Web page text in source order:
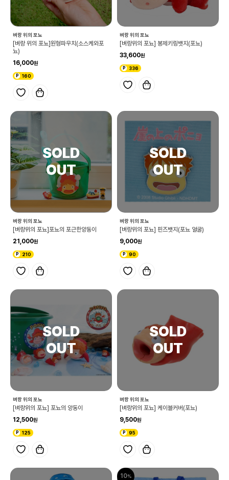
벼랑 위의 포뇨
[벼랑 위의 포뇨]원형파우치(소스케와포
뇨)
16,000
160
벼랑 위의 포뇨
[벼랑위의 포뇨] 봉제키링뱃지(포뇨)
33,600
336
벼랑 위의 포뇨
[벼랑위의 포뇨]포뇨의 포근한양동이
21,000
210
벼랑 위의 포뇨
[벼랑위의 포뇨] 핀즈뱃지(포뇨 얼굴)
9,000
90
벼랑 위의 포뇨
[벼랑위의 포뇨] 포뇨의 양동이
12,500
125
벼랑 위의 포뇨
[벼랑위의 포뇨] 케이블커버(포뇨)
9,500
95
10